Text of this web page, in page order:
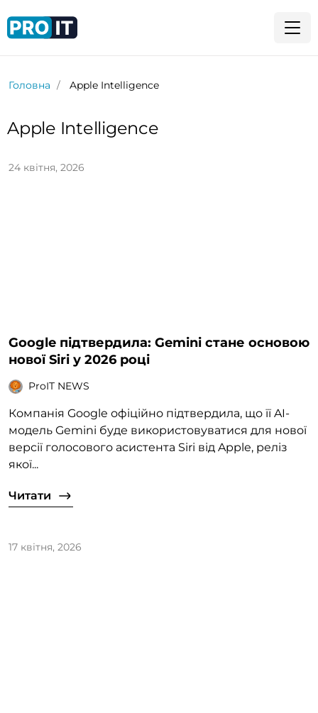
Головна Apple Intelligence
Apple Intelligence
24 квітня, 2026
Google підтвердила: Gemini стане основою
нової Siri у 2026 році
ProIT NEWS
Компанія Google офіційно підтвердила, що її AI-
модель Gemini буде використовуватися для нової
версії голосового асистента Siri від Apple, реліз
якої...
Читати
17 квітня, 2026